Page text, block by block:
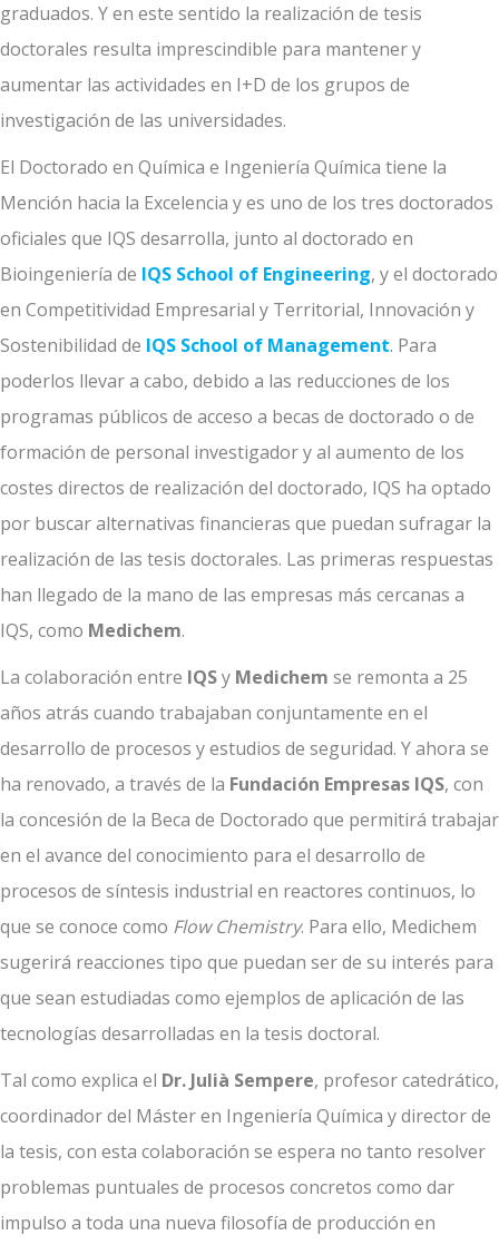
graduados. Y en este sentido la realización de tesis
doctorales resulta imprescindible para mantener y
aumentar las actividades en I+D de los grupos de
investigación de las universidades.
El Doctorado en Química e Ingeniería Química tiene la
Mención hacia la Excelencia y es uno de los tres doctorados
oficiales que IQS desarrolla, junto al doctorado en
Bioingeniería de IQS School of Engineering, y el doctorado
en Competitividad Empresarial y Territorial, Innovación y
Sostenibilidad de IQS School of Management. Para
poderlos llevar a cabo, debido a las reducciones de los
programas públicos de acceso a becas de doctorado o de
formación de personal investigador y al aumento de los
costes directos de realización del doctorado, IQS ha optado
por buscar alternativas financieras que puedan sufragar la
realización de las tesis doctorales. Las primeras respuestas
han llegado de la mano de las empresas más cercanas a
IQS, como Medichem.
La colaboración entre IQSy Medichem se remonta a 25
años atrás cuando trabajaban conjuntamente en el
desarrollo de procesos y estudios de seguridad. Y ahora se
ha renovado, a través de la Fundación Empresas IQS, con
la concesión de la Beca de Doctorado que permitirá trabajar
en el avance del conocimiento para el desarrollo de
procesos de síntesis industrial en reactores continuos, lo
que se conoce como Flow Chemistry. Para ello, Medichem
sugerirá reacciones tipo que puedan ser de su interés para
que sean estudiadas como ejemplos de aplicación de las
tecnologías desarrolladas en la tesis doctoral.
Tal como explica el Dr. Julià Sempere, profesor catedrático,
coordinador del Máster en Ingeniería Química y director de
la tesis, con esta colaboración se espera no tanto resolver
problemas puntuales de procesos concretos como dar
impulso a toda una nueva filosofía de producción en